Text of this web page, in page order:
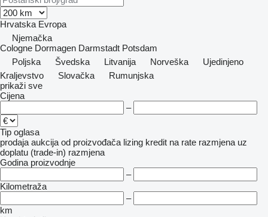
Hrvatska Evropa
Njemačka
Cologne Dormagen Darmstadt Potsdam
Poljska
Švedska Litvanija Norveška
Ujedinjeno
Kraljevstvo
Slovačka
Rumunjska
prikaži sve
Cijena
–
Tip oglasa
prodaja aukcija od proizvođača lizing kredit na rate razmjena uz
doplatu (trade-in) razmjena
Godina proizvodnje
–
Kilometraža
–
km